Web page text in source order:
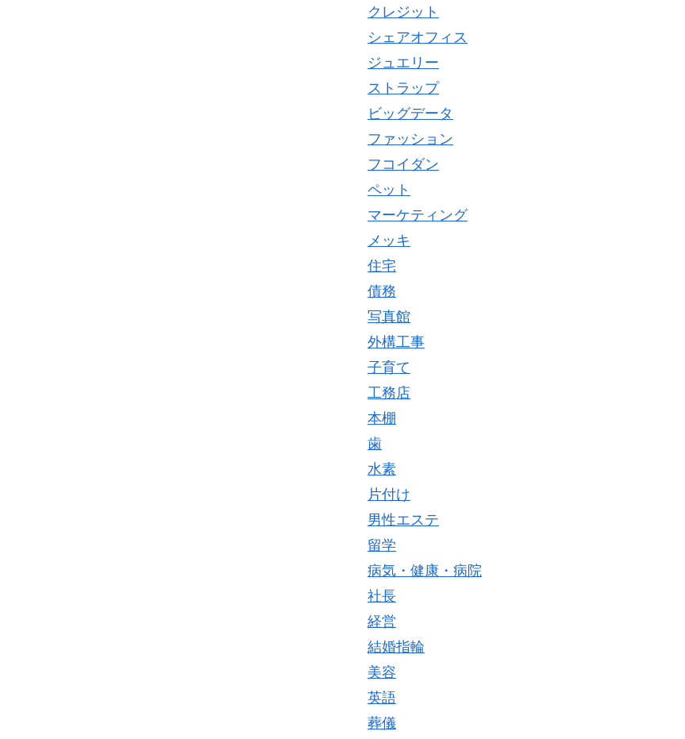
クレジット
シェアオフィス
ジュエリー
ストラップ
ビッグデータ
ファッション
フコイダン
ペット
マーケティング
メッキ
住宅
債務
写真館
外構工事
子育て
工務店
本棚
歯
水素
片付け
男性エステ
留学
病気・健康・病院
社長
経営
結婚指輪
美容
英語
葬儀